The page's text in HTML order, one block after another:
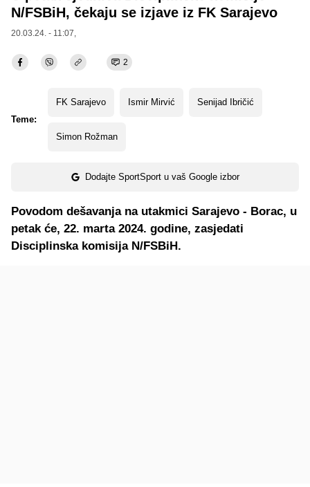
N/FSBiH, čekaju se izjave iz FK Sarajevo
20.03.24. - 11:07,
2
Teme:
FK Sarajevo Ismir Mirvić Senijad Ibričić
Simon Rožman
Dodajte SportSport u vaš Google izbor
Povodom dešavanja na utakmici Sarajevo - Borac, u
petak će, 22. marta 2024. godine, zasjedati
Disciplinska komisija N/FSBiH.